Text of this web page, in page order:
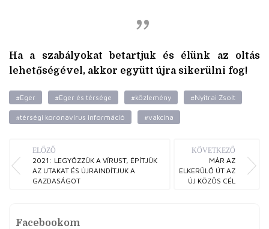
Ha a szabályokat betartjuk és élünk az oltás
lehetőségével, akkor együtt újra sikerülni fog!
#Eger #Eger és térsége #közlemény #Nyitrai Zsolt
#térségi koronavírus információ #vakcina
ELŐZŐ
2021: LEGYŐZZÜK A VÍRUST, ÉPÍTJÜK
AZ UTAKAT ÉS ÚJRAINDÍTJUK A
GAZDASÁGOT
KÖVETKEZŐ
MÁR AZ
ELKERÜLŐ ÚT AZ
ÚJ KÖZÖS CÉL
Facebookom